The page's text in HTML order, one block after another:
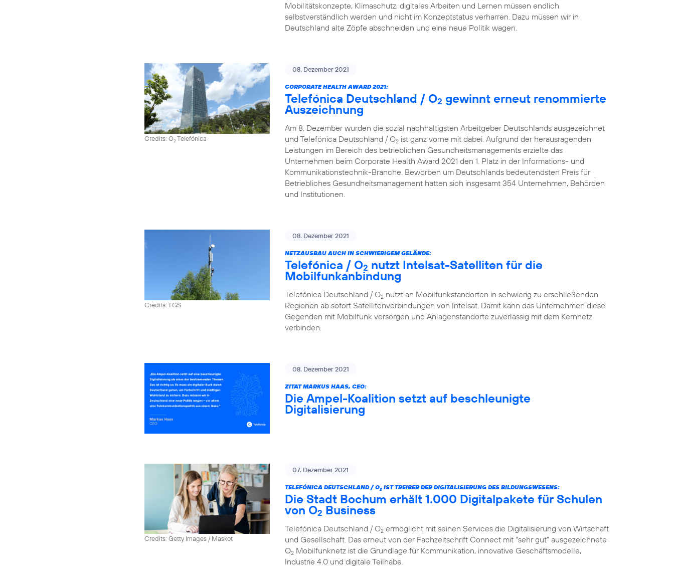
Mobilitätskonzepte, Klimaschutz, digitales Arbeiten und Lernen müssen endlich
selbstverständlich werden und nicht im Konzeptstatus verharren. Dazu müssen wir in
Deutschland alte Zöpfe abschneiden und eine neue Politik wagen.
Credits: O2Telefónica
08. Dezember 2021
CORPORATE HEALTH AWARD 2021:
Telefónica Deutschland / O2 gewinnt erneut renommierte
Auszeichnung
Am 8. Dezember wurden die sozial nachhaltigsten Arbeitgeber Deutschlands ausgezeichnet
und Telefónica Deutschland / O2 ist ganz vorne mit dabei. Aufgrund der herausragenden
Leistungen im Bereich des betrieblichen Gesundheitsmanagements erzielte das
Unternehmen beim Corporate Health Award 2021 den 1. Platz in der Informations- und
Kommunikationstechnik-Branche. Beworben um Deutschlands bedeutendsten Preis für
Betriebliches Gesundheitsmanagement hatten sich insgesamt 354 Unternehmen, Behörden
und Institutionen.
Credits: TGS
08. Dezember 2021
NETZAUSBAU AUCH IN SCHWIERIGEM GELÄNDE:
Telefónica / O2 nutzt Intelsat-Satelliten für die
Mobilfunkanbindung
Telefónica Deutschland / O2 nutzt an Mobilfunkstandorten in schwierig zu erschließenden
Regionen ab sofort Satellitenverbindungen von Intelsat. Damit kann das Unternehmen diese
Gegenden mit Mobilfunk versorgen und Anlagenstandorte zuverlässig mit dem Kernnetz
verbinden.
08. Dezember 2021
ZITAT MARKUS HAAS, CEO:
Die Ampel-Koalition setzt auf beschleunigte
Digitalisierung
Credits: Getty Images / Maskot
07. Dezember 2021
TELEFÓNICA DEUTSCHLAND / O2 IST TREIBER DER DIGITALISIERUNG DES BILDUNGSWESENS:
Die Stadt Bochum erhält 1.000 Digitalpakete für Schulen
von O2 Business
Telefónica Deutschland / O2 ermöglicht mit seinen Services die Digitalisierung von Wirtschaft
und Gesellschaft. Das erneut von der Fachzeitschrift Connect mit “sehr gut” ausgezeichnete
O2 Mobilfunknetz ist die Grundlage für Kommunikation, innovative Geschäftsmodelle,
Industrie 4.0 und digitale Teilhabe.